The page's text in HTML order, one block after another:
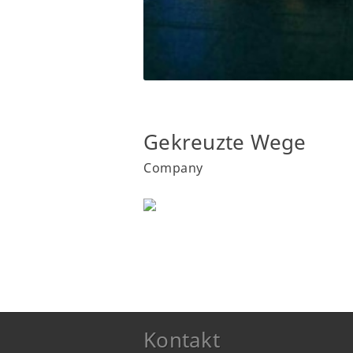
Gekreuzte Wege
Company
Kontakt